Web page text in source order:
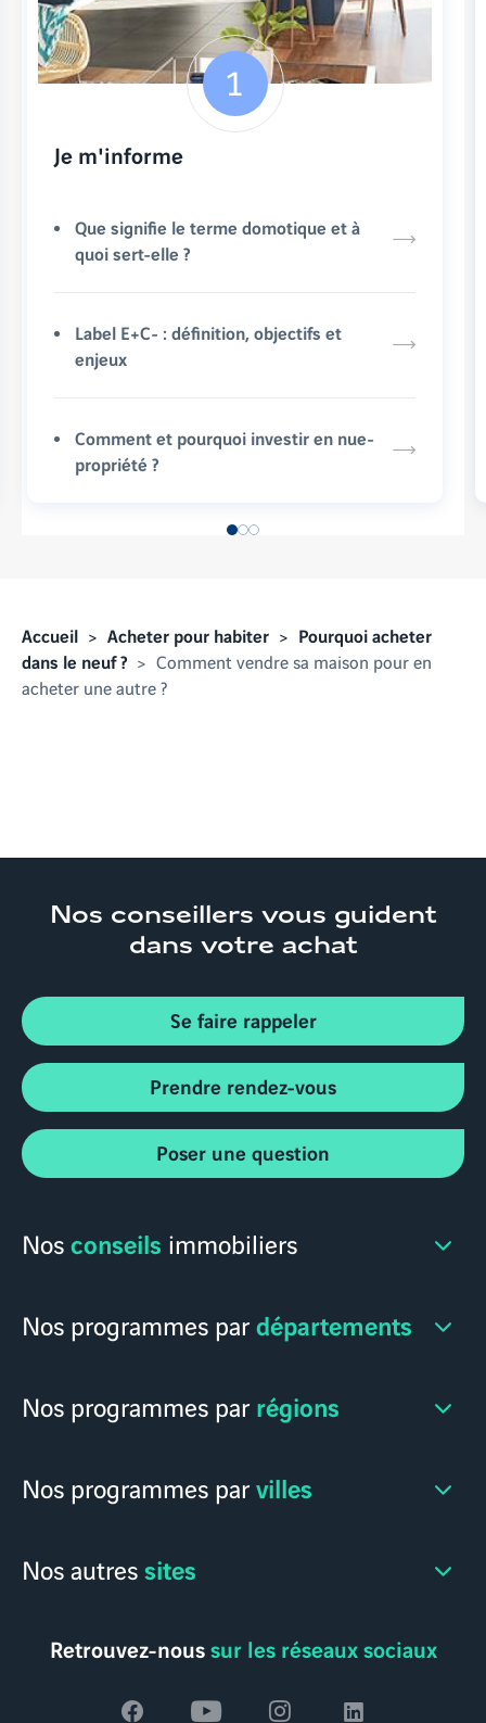
Je m'informe
Que signifie le terme domotique et à
quoi sert-elle ?
Label E+C- : définition, objectifs et
enjeux
Comment et pourquoi investir en nue-
propriété ?
Accueil Acheter pour habiter
Pourquoi acheter
dans le neuf ?
Comment vendre sa maison pour en
acheter une autre ?
Nos conseillers vous guident
dans votre achat
Se faire rappeler
Prendre rendez-vous
Poser une question
Nosconseils immobiliers
Nos programmes pardépartements
Nos programmes par régions
Nos programmes parvilles
Nos autressites
Retrouvez-noussur les réseaux sociaux